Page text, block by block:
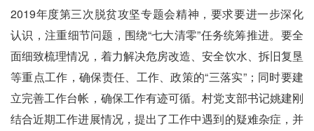
2019年度第三次脱贫攻坚专题会精神，要求要进一步深化
认识，注重细节问题，围绕“七大清零”任务统筹推进。要全
面细致梳理情况，着力解决危房改造、安全饮水、拆旧复垦
等重点工作，确保责任、工作、政策的“三落实”；同时要建
立完善工作台帐，确保工作有迹可循。村党支部书记姚建刚
结合近期工作进展情况，提出了工作中遇到的疑难杂症，并